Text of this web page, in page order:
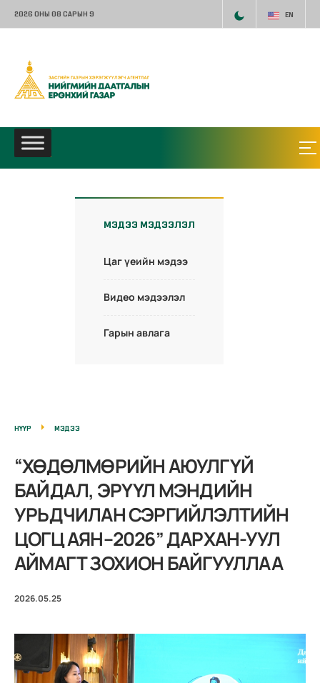
2026 ОНЫ 08 САРЫН 9 EN
МЭДЭЭ МЭДЭЭЛЭЛ
Цаг үеийн мэдээ
Видео мэдээлэл
Гарын авлага
НҮҮР МЭДЭЭ
“ХӨДӨЛМӨРИЙН АЮУЛГҮЙ
БАЙДАЛ, ЭРҮҮЛ МЭНДИЙН
УРЬДЧИЛАН СЭРГИЙЛЭЛТИЙН
ЦОГЦ АЯН–2026” ДАРХАН-УУЛ
АЙМАГТ ЗОХИОН БАЙГУУЛЛАА
2026.05.25